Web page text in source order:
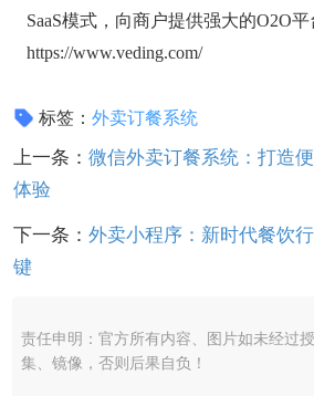
SaaS模式，向商户提供强大的O2O平
https://www.veding.com/
标签：外卖订餐系统
上一条： 微信外卖订餐系统：打造
体验
下一条： 外卖小程序：新时代餐饮
键
责任申明：官方所有内容、图片如未经过
集、镜像，否则后果自负！